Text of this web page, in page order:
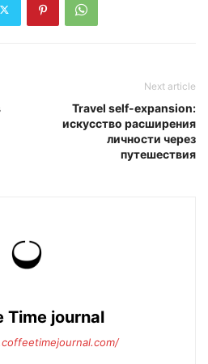
Next article
Travel self-expansion:
искусство расширения
личности через
путешествия
Time journal